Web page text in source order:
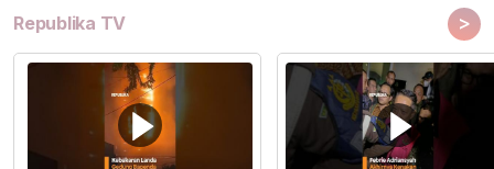
Republika TV >